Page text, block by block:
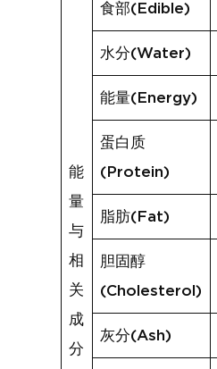
能
量
与
相
关
成
分
食部(Edible)
水分(Water)
能量(Energy)
蛋白质
(Protein)
脂肪(Fat)
胆固醇
(Cholesterol)
灰分(Ash)